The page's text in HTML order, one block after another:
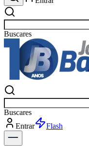
Buscaresportes
Buscaresportes
Entrar
Flash